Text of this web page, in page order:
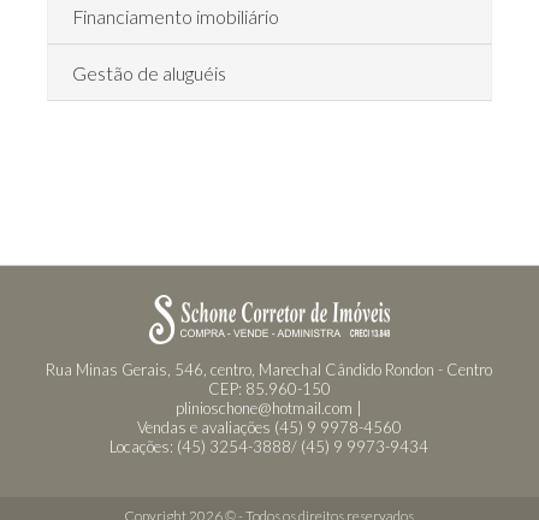
Financiamento imobiliário
Gestão de aluguéis
Rua Minas Gerais, 546, centro, Marechal Cândido Rondon - Centro
CEP: 85.960-150
plinioschone@hotmail.com |
Vendas e avaliações (45) 9 9978-4560
Locações: (45) 3254-3888/ (45) 9 9973-9434
Copyright 2026 © - Todos os direitos reservados